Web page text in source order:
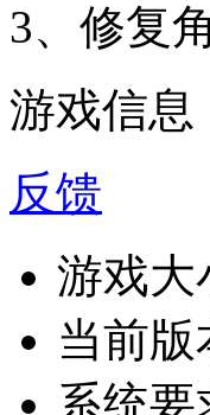
3、修复
游戏信息
反馈
游戏大
当前版
系统要